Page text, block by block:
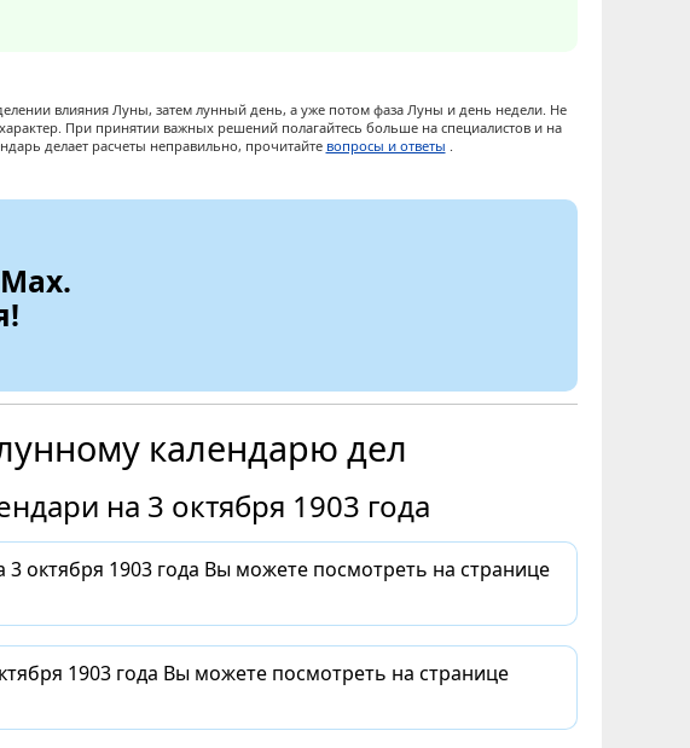
влияния Луны, затем лунный день, а уже потом фаза Луны и день недели. Не
При принятии важных решений полагайтесь больше на специалистов и на
делает расчеты неправильно, прочитайте вопросы и ответы .
календарю дел
на 3 октября 1903 года
октября 1903 года Вы можете посмотреть на странице
1903 года Вы можете посмотреть на странице